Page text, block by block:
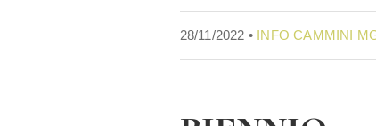
28/11/2022 • INFO CAMMINI